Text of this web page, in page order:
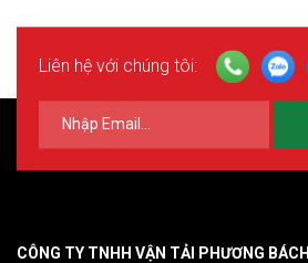
Liên hệ với chúng tôi:
CÔNG TY TNHH VẬN TẢI PHƯƠNG BÁCH